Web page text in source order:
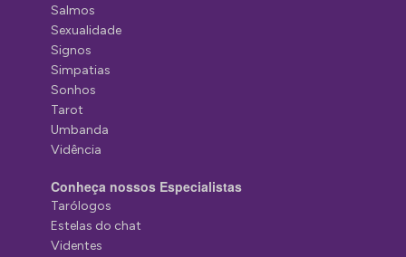
Salmos
Sexualidade
Signos
Simpatias
Sonhos
Tarot
Umbanda
Vidência
Conheça nossos Especialistas
Tarólogos
Estelas do chat
Videntes